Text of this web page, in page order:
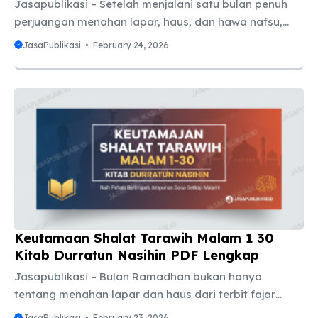
Jasapublikasi – Setelah menjalani satu bulan penuh
perjuangan menahan lapar, haus, dan hawa nafsu,
momen yang paling dinantikan oleh seluruh umat
Fitri. Tak jarang, jauh-jauh hari kita sudah mulai
bertanya-tanya: hari raya Idul Fitri 2026 jatuh pada
tanggal berapa? Pertanyaan ini bukan sekadar rasa
penasaran biasa. Mengetahui estimasi tanggal
Lebaran sangat penting untuk merencanakan banyak
hal, mulai dari memesan tiket mudik, mengatur jadwal
cuti kantor, hingga mempersiapkan anggaran untuk
konsumsi ...
JasaPublikasi February 24, 2026
Keutamaan Shalat Tarawih Malam 1 30
Kitab Durratun Nasihin PDF Lengkap
Jasapublikasi – Bulan Ramadhan bukan hanya
tentang menahan lapar dan haus dari terbit fajar
hingga terbenam matahari. Ramadhan adalah sebuah